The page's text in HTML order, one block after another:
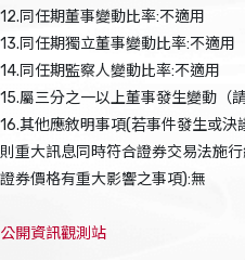
12.同任期董事變動比率:不適用
13.同任期獨立董事變動比率:不適用
14.同任期監察人變動比率:不適用
15.屬三分之一以上董事發生變動（
16.其他應敘明事項(若事件發生或
則重大訊息同時符合證券交易法施
證券價格有重大影響之事項):無
公開資訊觀測站